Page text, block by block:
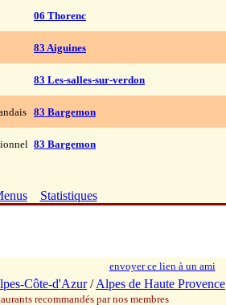
06 Thorenc
83 Aiguines
83 Les-salles-sur-verdon
83 Bargemon
83 Bargemon
Statistiques
envoyer ce lien à un ami
Côte-d'Azur/Alpes de Haute Provence
recommandés par nos membres